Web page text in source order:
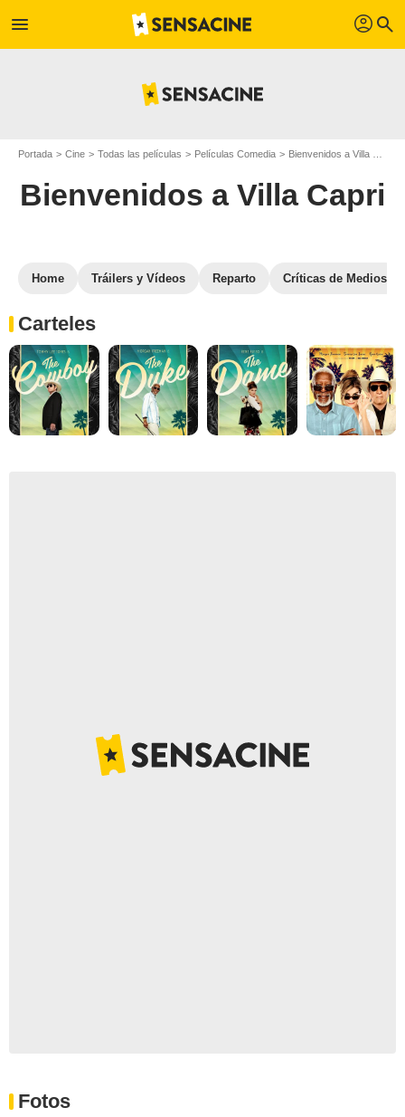
menu profil search
Portada Cine Todas las películas Películas Comedia Bienvenidos a Villa Capri
Bienvenidos a Villa Capri
Home Tráilers y Vídeos Reparto Críticas de Medios
Carteles
Fotos